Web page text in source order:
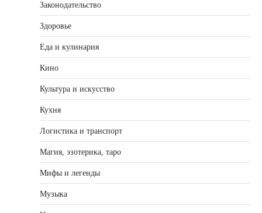
Законодательство
Здоровье
Еда и кулинария
Кино
Культура и искусство
Кухня
Логистика и транспорт
Магия, эзотерика, таро
Мифы и легенды
Музыка